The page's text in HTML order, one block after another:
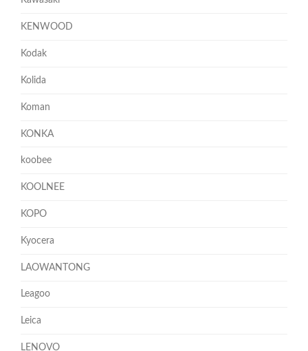
KENWOOD
Kodak
Kolida
Koman
KONKA
koobee
KOOLNEE
KOPO
Kyocera
LAOWANTONG
Leagoo
Leica
LENOVO